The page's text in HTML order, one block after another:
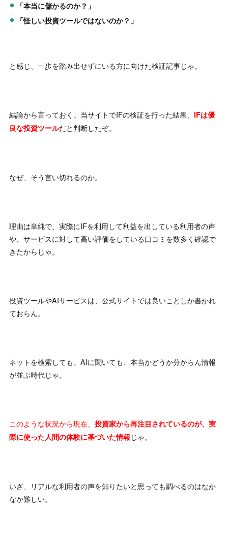
「本当に儲かるのか？」
「怪しい投資ツールではないのか？」
と感じ、一歩を踏み出せずにいる方に向けた検証記事じゃ。
結論から言っておく。当サイトでIFの検証を行った結果、 IFは優
良な投資ツールだと判断したぞ。
なぜ、そう言い切れるのか。
理由は単純で、実際にIFを利用して利益を出している利用者の声
や、サービスに対して高い評価をしている口コミを数多く確認で
きたからじゃ。
投資ツールやAIサービスは、公式サイトでは良いことしか書かれ
ておらん。
ネットを検索しても、AIに聞いても、本当かどうか分からん情報
が並ぶ時代じゃ。
このような状況から現在、 投資家から再注目されているのが、実
際に使った人間の体験に基づいた情報 じゃ。
いざ、リアルな利用者の声を知りたいと思っても調べるのはなか
なか難しい。